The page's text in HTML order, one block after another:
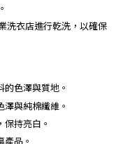
洗衣店進行乾洗，以確保
色澤與質地。
與純棉纖維。
持亮白。
品。